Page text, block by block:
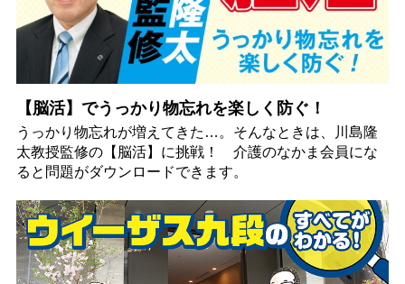
【脳活】でうっかり物忘れを楽しく防ぐ！
うっかり物忘れが増えてきた…。そんなときは、川島隆
太教授監修の【脳活】に挑戦！ 介護のなかま会員にな
ると問題がダウンロードできます。